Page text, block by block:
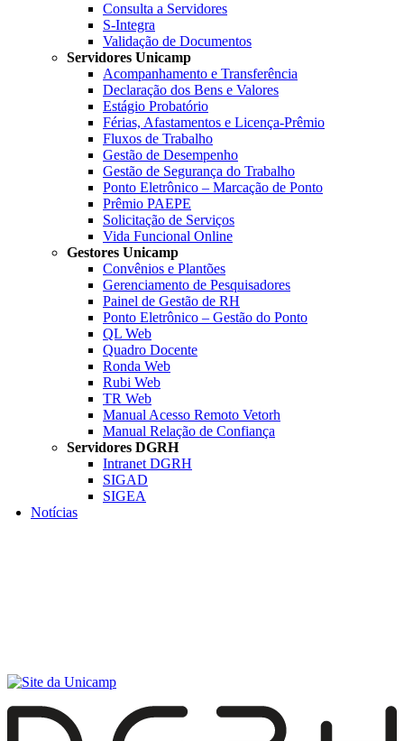
Consulta a Servidores
S-Integra
Validação de Documentos
Servidores Unicamp
Acompanhamento e Transferência
Declaração dos Bens e Valores
Estágio Probatório
Férias, Afastamentos e Licença-Prêmio
Fluxos de Trabalho
Gestão de Desempenho
Gestão de Segurança do Trabalho
Ponto Eletrônico – Marcação de Ponto
Prêmio PAEPE
Solicitação de Serviços
Vida Funcional Online
Gestores Unicamp
Convênios e Plantões
Gerenciamento de Pesquisadores
Painel de Gestão de RH
Ponto Eletrônico – Gestão do Ponto
QL Web
Quadro Docente
Ronda Web
Rubi Web
TR Web
Manual Acesso Remoto Vetorh
Manual Relação de Confiança
Servidores DGRH
Intranet DGRH
SIGAD
SIGEA
Notícias